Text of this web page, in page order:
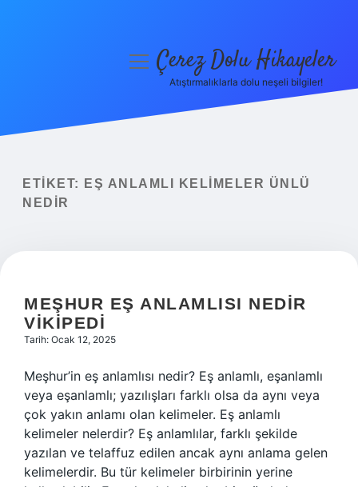
Yasal Uyarı
menüyüÇerez Dolu Hikayeler
Atıştırmalıklarla dolu neşeli bilgiler!
ETIKET:
EŞ ANLAMLI KELIMELER ÜNLÜ
NEDIR
MEŞHUR EŞ ANLAMLISI NEDIR
VIKIPEDI
Tarih: Ocak 12, 2025
Meşhur’in eş anlamlısı nedir? Eş anlamlı, eşanlamlı
veya eşanlamlı; yazılışları farklı olsa da aynı veya
çok yakın anlamı olan kelimeler. Eş anlamlı
kelimeler nelerdir? Eş anlamlılar, farklı şekilde
yazılan ve telaffuz edilen ancak aynı anlama gelen
kelimelerdir. Bu tür kelimeler birbirinin yerine